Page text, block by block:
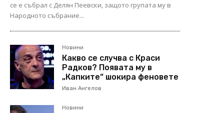
се е събрал с Делян Пеевски, защото групата му в
Народното събрание...
Новини
Какво се случва с Краси
Радков? Появата му в
„Капките“ шокира феновете
Иван Ангелов
Новини